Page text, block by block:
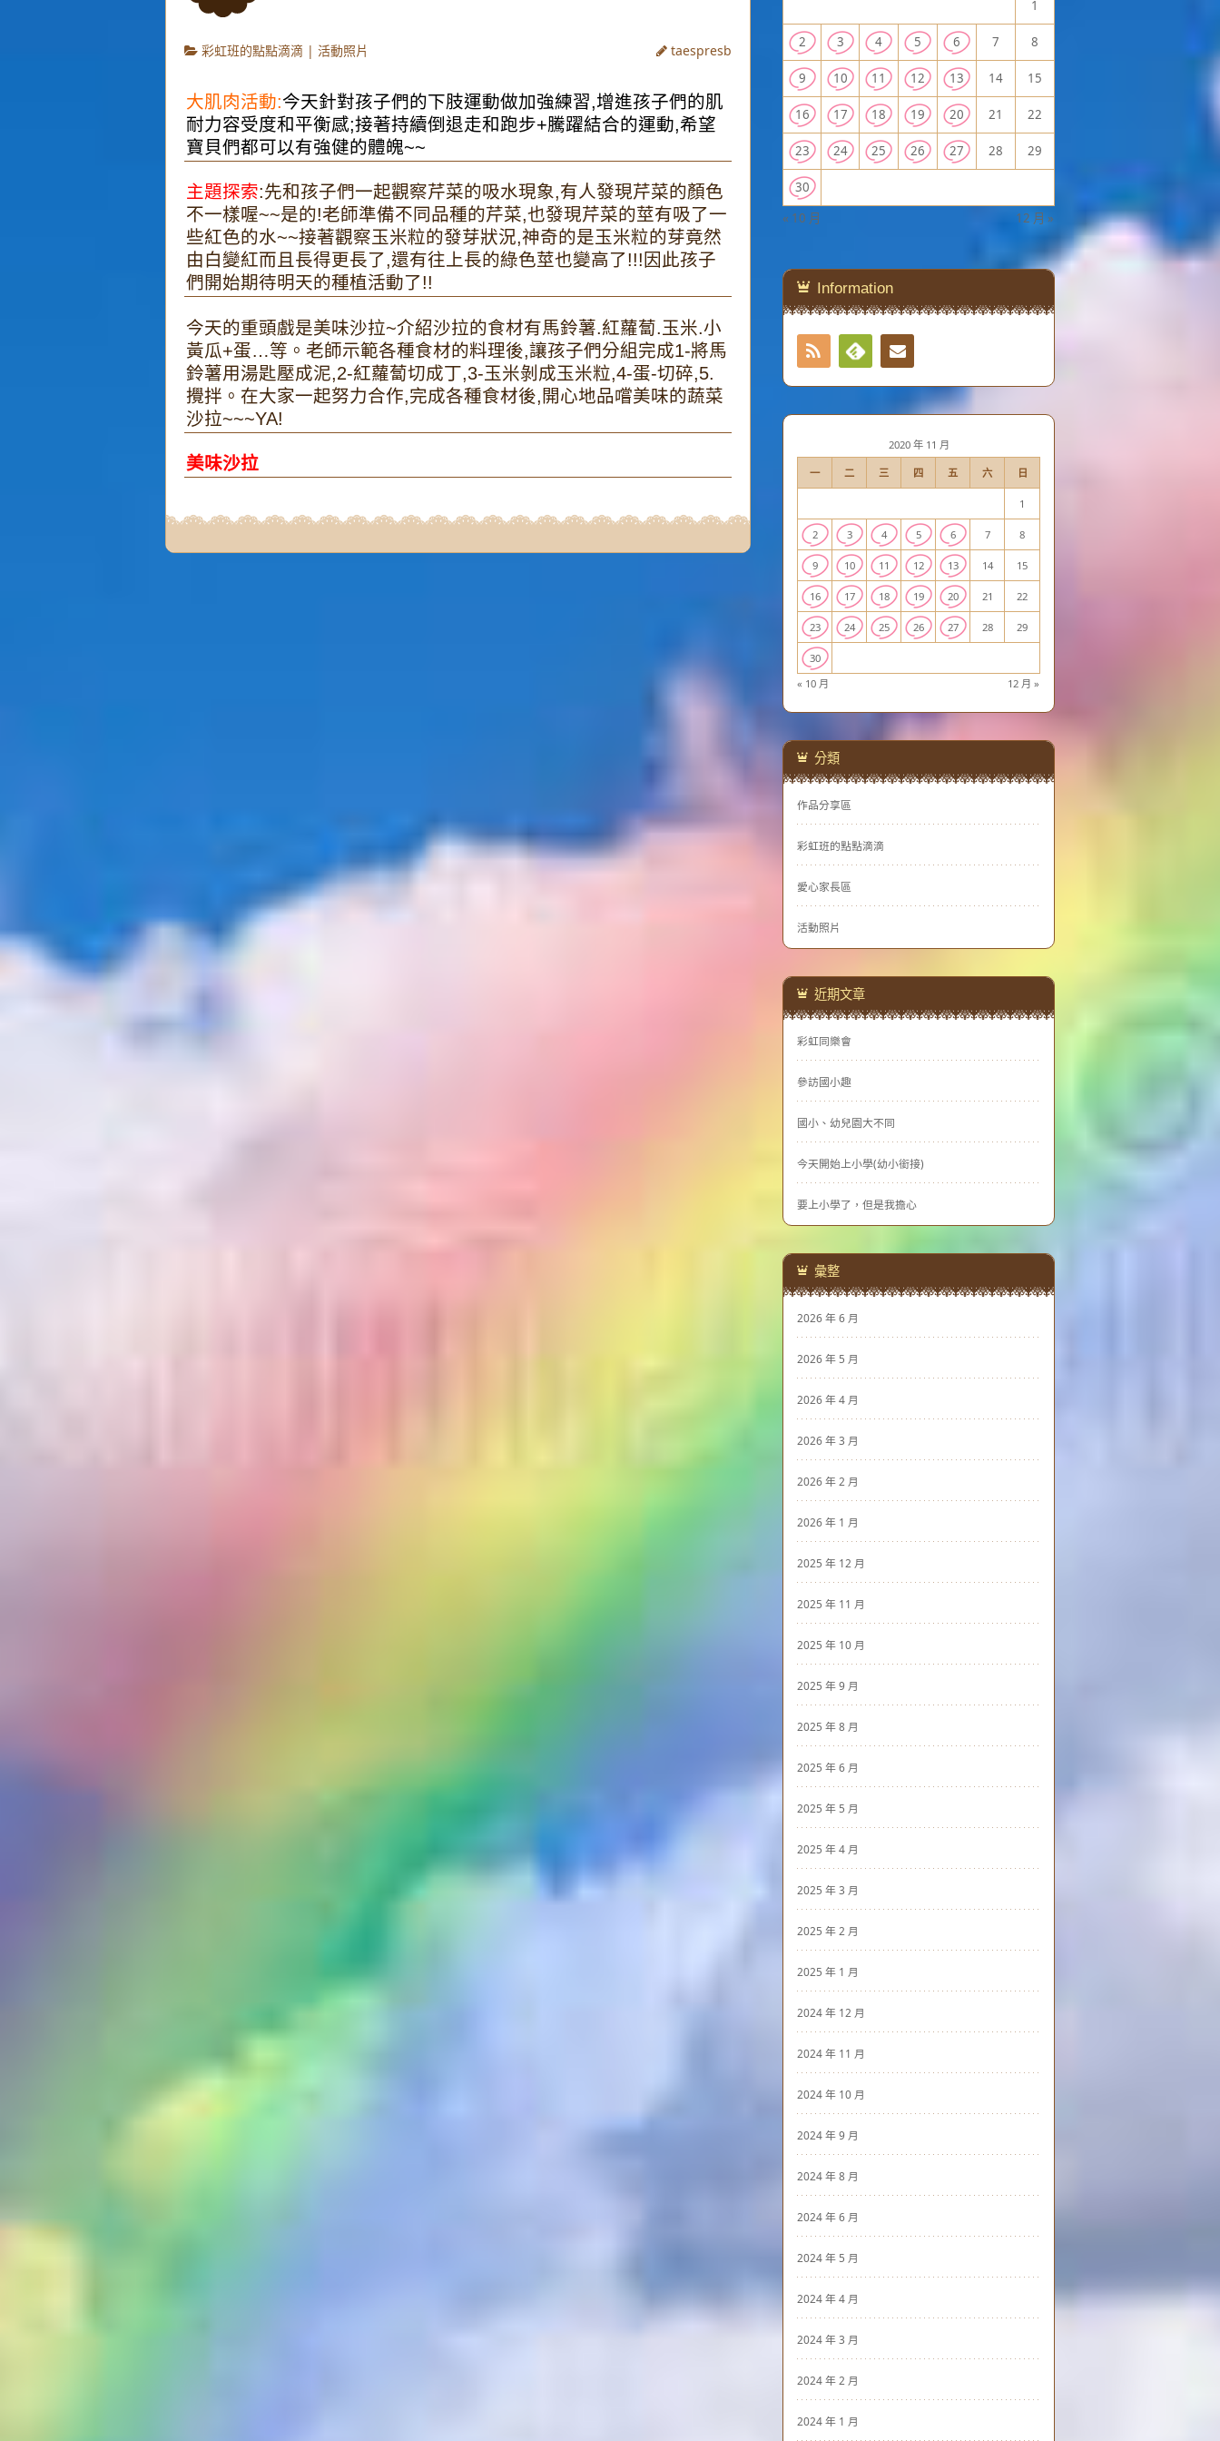
彩虹班的點點滴滴 |活動照片 taespresb
大肌肉活動:今天針對孩子們的下肢運動做加強練習,增進孩子們的肌
耐力容受度和平衡感;接著持續倒退走和跑步+騰躍結合的運動,希望
寶貝們都可以有強健的體魄~~
主題探索:先和孩子們一起觀察芹菜的吸水現象,有人發現芹菜的顏色
不一樣喔~~是的!老師準備不同品種的芹菜,也發現芹菜的莖有吸了一
些紅色的水~~接著觀察玉米粒的發芽狀況,神奇的是玉米粒的芽竟然
由白變紅而且長得更長了,還有往上長的綠色莖也變高了!!!因此孩子
們開始期待明天的種植活動了!!
今天的重頭戲是美味沙拉~介紹沙拉的食材有馬鈴薯.紅蘿蔔.玉米.小
黃瓜+蛋…等。老師示範各種食材的料理後,讓孩子們分組完成1-將馬
鈴薯用湯匙壓成泥,2-紅蘿蔔切成丁,3-玉米剝成玉米粒,4-蛋-切碎,5.
攪拌。在大家一起努力合作,完成各種食材後,開心地品嚐美味的蔬菜
沙拉~~~YA!
美味沙拉
« 10 月 12 月 »
1
2 3 4 5 6 7 8
9 10 11 12 13 14 15
16 17 18 19 20 21 22
23 24 25 26 27 28 29
30
Information
RSS
Feedly
2020 年 11 月
一 二 三 四 五 六 日
« 10 月 12 月 »
1
2 3 4 5 6 7 8
9 10 11 12 13 14 15
16 17 18 19 20 21 22
23 24 25 26 27 28 29
30
分類
作品分享區
彩虹班的點點滴滴
愛心家長區
活動照片
近期文章
彩虹同樂會
參訪國小趣
國小、幼兒園大不同
今天開始上小學(幼小銜接)
要上小學了，但是我擔心
彙整
2026 年 6 月
2026 年 5 月
2026 年 4 月
2026 年 3 月
2026 年 2 月
2026 年 1 月
2025 年 12 月
2025 年 11 月
2025 年 10 月
2025 年 9 月
2025 年 8 月
2025 年 6 月
2025 年 5 月
2025 年 4 月
2025 年 3 月
2025 年 2 月
2025 年 1 月
2024 年 12 月
2024 年 11 月
2024 年 10 月
2024 年 9 月
2024 年 8 月
2024 年 6 月
2024 年 5 月
2024 年 4 月
2024 年 3 月
2024 年 2 月
2024 年 1 月